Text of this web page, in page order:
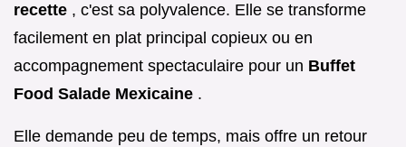
recette , c'est sa polyvalence. Elle se transforme
facilement en plat principal copieux ou en
accompagnement spectaculaire pour un Buffet
Food Salade Mexicaine .
Elle demande peu de temps, mais offre un retour